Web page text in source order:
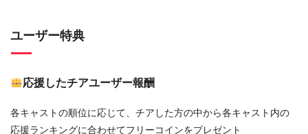
ユーザー特典
応援したチアユーザー報酬
各キャストの順位に応じて、チアした方の中から各キャスト内の
応援ランキングに合わせてフリーコインをプレゼント